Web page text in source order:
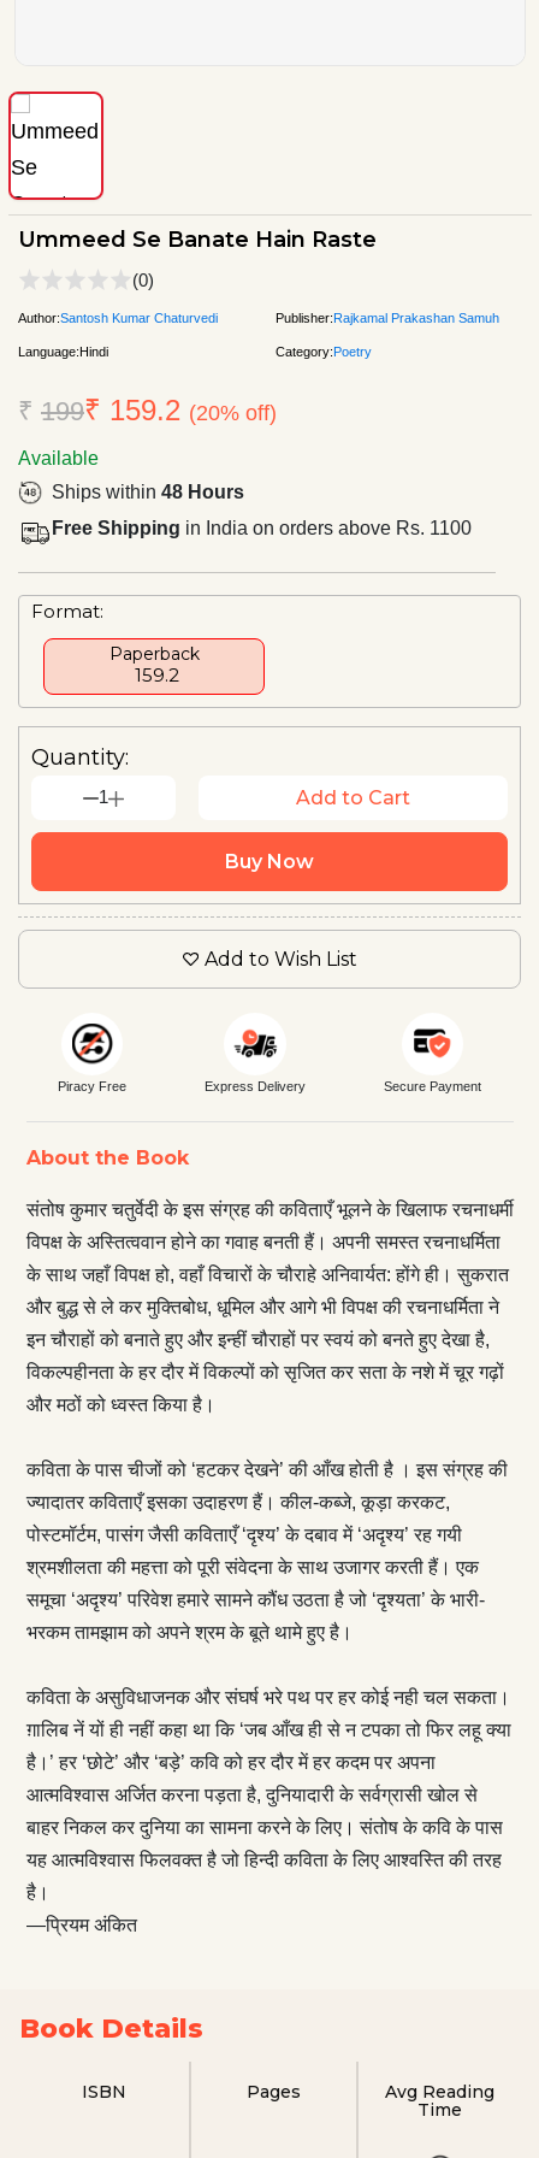
Ummeed Se Banate Hain Raste
(0)
Author:Santosh Kumar Chaturvedi Publisher:Rajkamal Prakashan Samuh
Language:Hindi Category:Poetry
₹ 199₹ 159.2 (20% off)
Available
Ships within 48 Hours
Free Shipping in India on orders above Rs. 1100
Format:
Paperback
₹ 159.2
Quantity:
1 Add to Cart
Buy Now
Add to Wish List
Piracy Free Express Delivery Secure Payment
About the Book
संतोष कुमार चतुर्वेदी के इस संग्रह की कविताएँ भूलने के खिलाफ रचनाधर्मी
विपक्ष के अस्तित्ववान होने का गवाह बनती हैं। अपनी समस्त रचनाधर्मिता
के साथ जहाँ विपक्ष हो, वहाँ विचारों के चौराहे अनिवार्यत: होंगे ही। सुकरात
और बुद्ध से ले कर मुक्तिबोध, धूमिल और आगे भी विपक्ष की रचनाधर्मिता ने
इन चौराहों को बनाते हुए और इन्हीं चौराहों पर स्वयं को बनते हुए देखा है,
विकल्पहीनता के हर दौर में विकल्पों को सृजित कर सता के नशे में चूर गढ़ों
और मठों को ध्वस्त किया है।
कविता के पास चीजों को ‘हटकर देखने’ की आँख होती है । इस संग्रह की
ज्यादातर कविताएँ इसका उदाहरण हैं। कील-कब्जे, कूड़ा करकट,
पोस्टमॉर्टम, पासंग जैसी कविताएँ ‘दृश्य’ के दबाव में ‘अदृश्य’ रह गयी
श्रमशीलता की महत्ता को पूरी संवेदना के साथ उजागर करती हैं। एक
समूचा ‘अदृश्य’ परिवेश हमारे सामने कौंध उठता है जो ‘दृश्यता’ के भारी-
भरकम तामझाम को अपने श्रम के बूते थामे हुए है।
कविता के असुविधाजनक और संघर्ष भरे पथ पर हर कोई नही चल सकता।
ग़ालिब नें यों ही नहीं कहा था कि ‘जब आँख ही से न टपका तो फिर लहू क्या
है।’ हर ‘छोटे’ और ‘बड़े’ कवि को हर दौर में हर कदम पर अपना
आत्मविश्वास अर्जित करना पड़ता है, दुनियादारी के सर्वग्रासी खोल से
बाहर निकल कर दुनिया का सामना करने के लिए। संतोष के कवि के पास
यह आत्मविश्वास फिलवक्त है जो हिन्दी कविता के लिए आश्वस्ति की तरह
है।
—प्रियम अंकित
Book Details
ISBN Pages
Avg Reading
Time